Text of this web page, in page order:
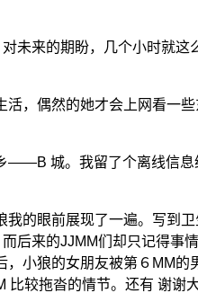
未来的期盼，几个小时就这
，偶然的她才会上网看一
——B 城。我留了个离线信
的眼前展现了一遍。写到
后来的JJMM们却只记得事
小狼的女朋友被第６MM的
较拖沓的情节。还有 谢谢